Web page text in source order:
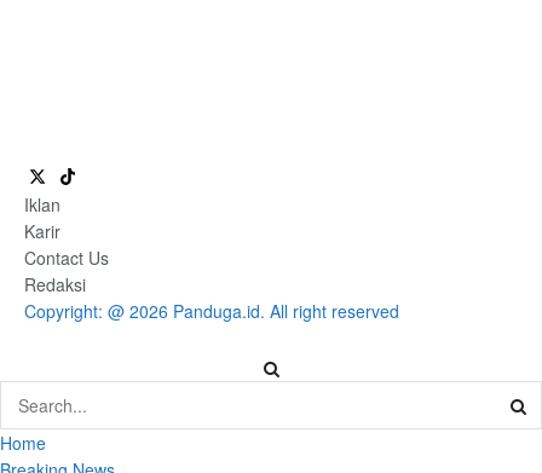
Iklan
Karir
Contact Us
Redaksi
Copyright: @ 2026 Panduga.id. All right reserved
Home